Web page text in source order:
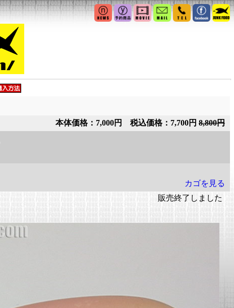
本体価格：7,000円 税込価格：7,700円 8,800円
カゴを見る
販売終了しました